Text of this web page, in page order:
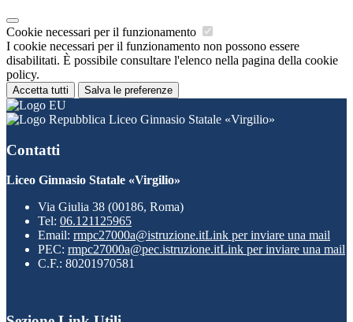
Cookie necessari per il funzionamento
I cookie necessari per il funzionamento non possono essere
disabilitati. È possibile consultare l'elenco nella pagina della cookie
policy.
Accetta tutti Salva le preferenze
Liceo Ginnasio Statale «Virgilio»
Contatti
Liceo Ginnasio Statale «Virgilio»
Via Giulia 38 (00186, Roma)
Tel: 06.121125965
Email: rmpc27000a@istruzione.itLink per inviare una mail
PEC: rmpc27000a@pec.istruzione.itLink per inviare una mail
C.F.: 80201970581